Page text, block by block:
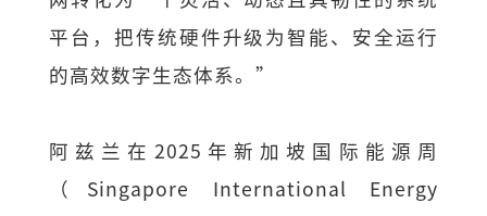
平台，把传统硬件升级为智能、安全运行
的高效数字生态体系。”
阿兹兰在2025年新加坡国际能源周
（Singapore International Energy